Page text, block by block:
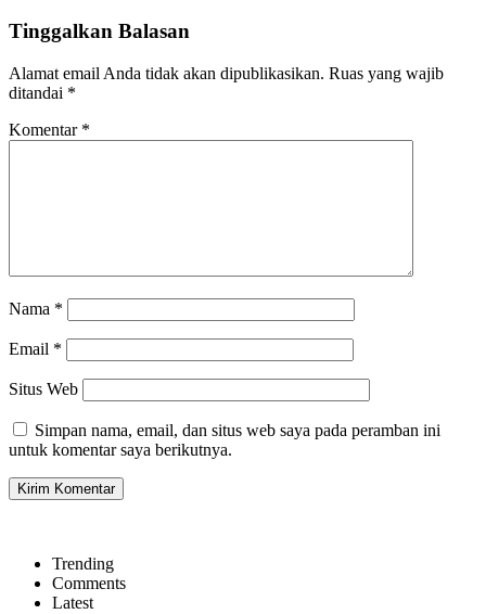
Tinggalkan Balasan
Alamat email Anda tidak akan dipublikasikan. Ruas yang wajib
ditandai *
Komentar *
Nama *
Email *
Situs Web
Simpan nama, email, dan situs web saya pada peramban ini
untuk komentar saya berikutnya.
Trending
Comments
Latest